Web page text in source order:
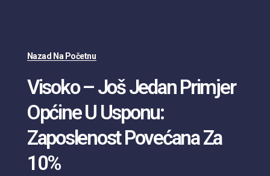
Nazad Na Početnu
Visoko – Još Jedan Primjer
Općine U Usponu:
Zaposlenost Povećana Za
10%